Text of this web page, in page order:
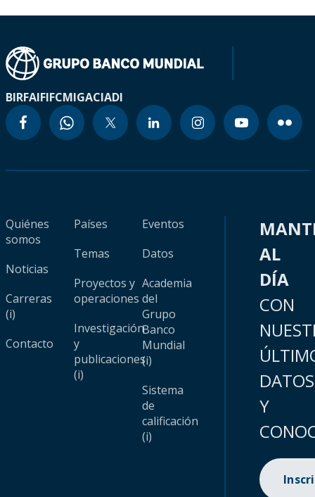
BIRFAIFIFCMIGACIADI
Quiénes
somos
Noticias
Carreras
(i)
Contacto
Países
Temas
Proyectos y
operaciones
Investigación
y
publicaciones
(i)
Eventos
Datos
Academia
del
Grupo
Banco
Mundial
(i)
Sistema
de
calificación
(i)
AL
DÍA
CON
DATOS
Y